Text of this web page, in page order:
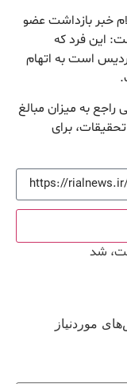
خبر بازداشت عضو
این فرد که
است به اتهام
به میزان مبالغ
تحقیقات، برای
شد
موردنیاز